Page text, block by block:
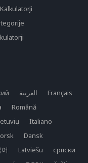
العربية
Français
Română
Italiano
Dansk
Latviešu
српски